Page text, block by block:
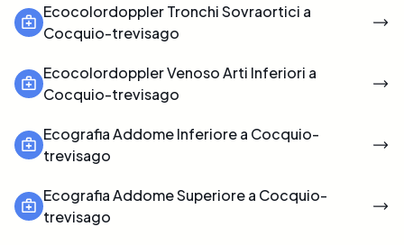
Ecocolordoppler Tronchi Sovraortici a
Cocquio-trevisago
Ecocolordoppler Venoso Arti Inferiori a
Cocquio-trevisago
Ecografia Addome Inferiore a Cocquio-
trevisago
Ecografia Addome Superiore a Cocquio-
trevisago